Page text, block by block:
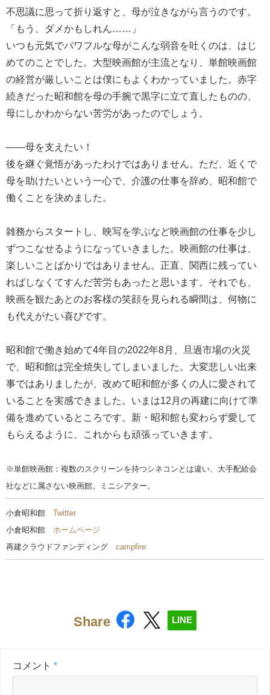
不思議に思って折り返すと、母が泣きながら言うのです。
「もう、ダメかもしれん……」
いつも元気でパワフルな母がこんな弱音を吐くのは、はじ
めてのことでした。大型映画館が主流となり、単館映画館
の経営が厳しいことは僕にもよくわかっていました。赤字
続きだった昭和館を母の手腕で黒字に立て直したものの、
母にしかわからない苦労があったのでしょう。
――母を支えたい！
後を継ぐ覚悟があったわけではありません。ただ、近くで
母を助けたいという一心で、介護の仕事を辞め、昭和館で
働くことを決めました。
雑務からスタートし、映写を学ぶなど映画館の仕事を少し
ずつこなせるようになっていきました。映画館の仕事は、
楽しいことばかりではありません。正直、関西に残ってい
ればしなくてすんだ苦労もあったと思います。それでも、
映画を観たあとのお客様の笑顔を見られる瞬間は、何物に
も代えがたい喜びです。
昭和館で働き始めて4年目の2022年8月、旦過市場の火災
で、昭和館は完全焼失してしまいました。大変悲しい出来
事ではありましたが、改めて昭和館が多くの人に愛されて
いることを実感できました。いまは12月の再建に向けて準
備を進めているところです。新・昭和館も変わらず愛して
もらえるように、これからも頑張っていきます。
※単館映画館：複数のスクリーンを持つシネコンとは違い、大手配給会
社などに属さない映画館。ミニシアター。
小倉昭和館 Twitter
小倉昭和館 ホームページ
再建クラウドファンディング campfire
Share LINE
コメント *